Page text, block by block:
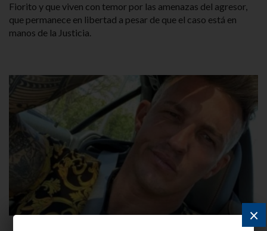
Fiorito y que viven con temor por las amenazas del agresor,
que permanece en libertad a pesar de que el caso está en
manos de la Justicia.
×